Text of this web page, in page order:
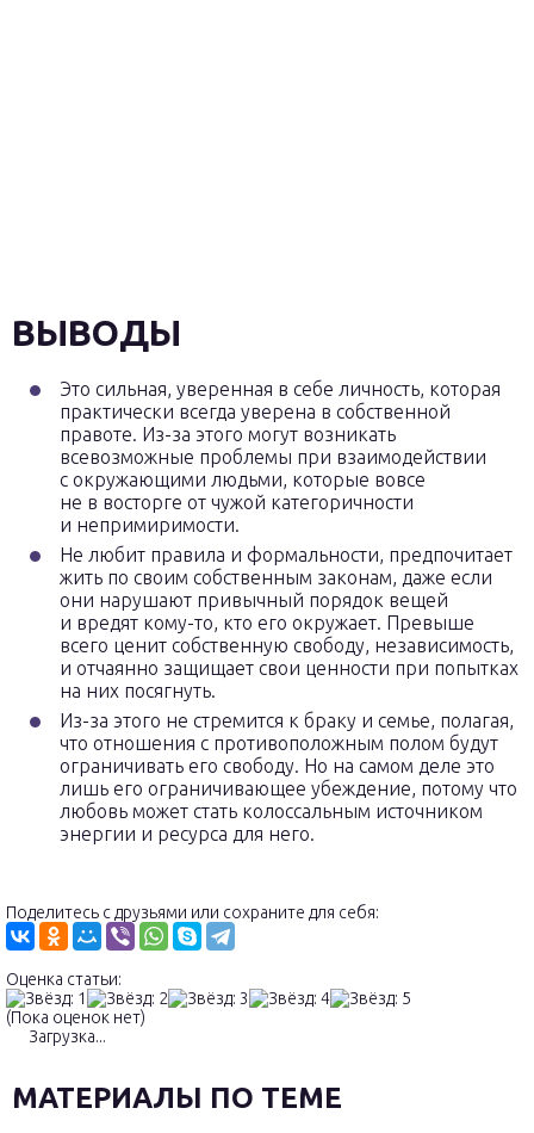
ВЫВОДЫ
Это сильная, уверенная в себе личность, которая
практически всегда уверена в собственной
правоте. Из-за этого могут возникать
всевозможные проблемы при взаимодействии
с окружающими людьми, которые вовсе
не в восторге от чужой категоричности
и непримиримости.
Не любит правила и формальности, предпочитает
жить по своим собственным законам, даже если
они нарушают привычный порядок вещей
и вредят кому-то, кто его окружает. Превыше
всего ценит собственную свободу, независимость,
и отчаянно защищает свои ценности при попытках
на них посягнуть.
Из-за этого не стремится к браку и семье, полагая,
что отношения с противоположным полом будут
ограничивать его свободу. Но на самом деле это
лишь его ограничивающее убеждение, потому что
любовь может стать колоссальным источником
энергии и ресурса для него.
Поделитесь с друзьями или сохраните для себя:
Оценка статьи:
(Пока оценок нет)
Загрузка...
МАТЕРИАЛЫ ПО ТЕМЕ